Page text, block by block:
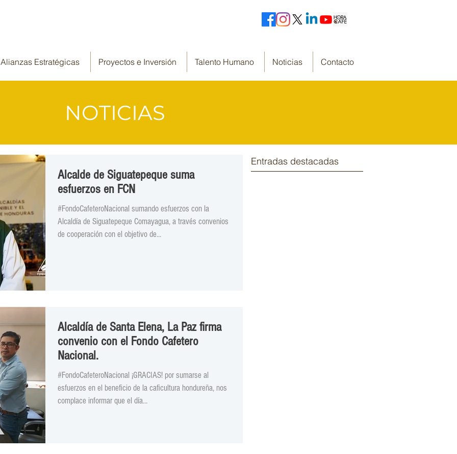
Alianzas Estratégicas Proyectos e Inversión Talento Humano Noticias Contacto
NOTICIAS
Alcalde de Siguatepeque suma
esfuerzos en FCN
#FondoCafeteroNacional sumando esfuerzos con la
Alcaldía de Siguatepeque Comayagua, a través convenios
de cooperación con el objetivo de...
Alcaldía de Santa Elena, La Paz firma
convenio con el Fondo Cafetero
Nacional.
#FondoCafeteroNacional ¡GRACIAS! por sumarse al
esfuerzos en el beneficio de la caficultura hondureña, nos
complace informar que el día...
Entradas destacadas